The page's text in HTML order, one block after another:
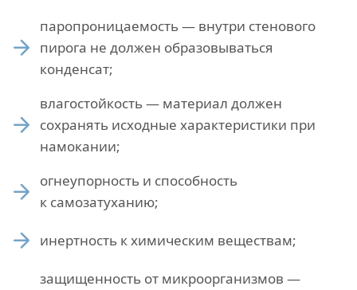
паропроницаемость — внутри стенового
пирога не должен образовываться
конденсат;
влагостойкость — материал должен
сохранять исходные характеристики при
намокании;
огнеупорность и способность
к самозатуханию;
инертность к химическим веществам;
защищенность от микроорганизмов —